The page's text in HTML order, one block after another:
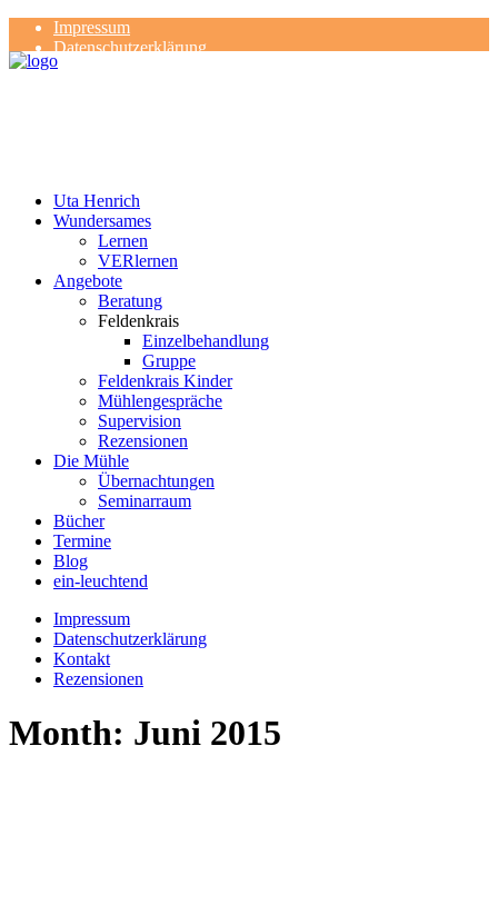
Impressum
Datenschutzerklärung
Kontakt
Uta Henrich
Wundersames
Lernen
VERlernen
Angebote
Beratung
Feldenkrais
Einzelbehandlung
Gruppe
Feldenkrais Kinder
Mühlengespräche
Supervision
Rezensionen
Die Mühle
Übernachtungen
Seminarraum
Bücher
Termine
Blog
ein-leuchtend
Impressum
Datenschutzerklärung
Kontakt
Rezensionen
Month: Juni 2015